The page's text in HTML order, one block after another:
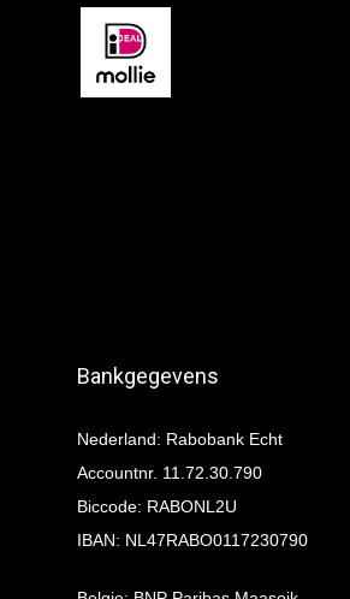
Bankgegevens
Nederland: Rabobank Echt
Accountnr. 11.72.30.790
Biccode: RABONL2U
IBAN: NL47RABO0117230790